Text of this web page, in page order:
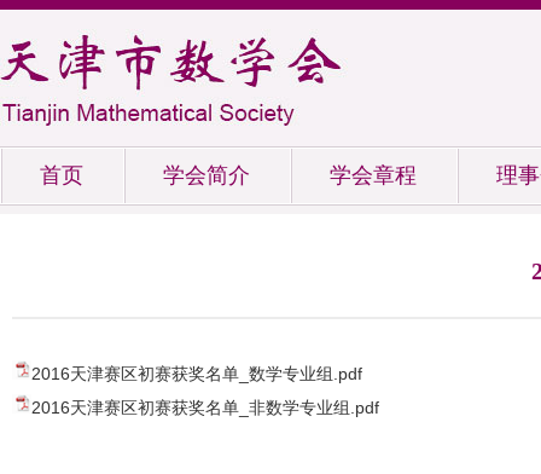
首页 学会简介 学会章程 理
2016天津赛区初赛获奖名单_数学专业组.pdf
2016天津赛区初赛获奖名单_非数学专业组.pdf